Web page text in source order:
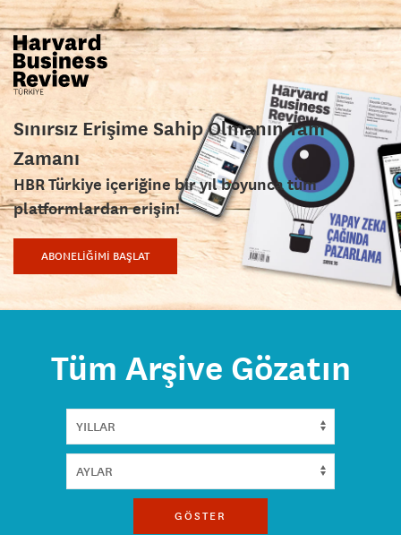
Sınırsız Erişime Sahip Olmanın Tam
Zamanı
HBR Türkiye içeriğine bir yıl boyunca tüm
platformlardan erişin!
ABONELİĞİMİ BAŞLAT
Tüm Arşive Gözatın
GÖSTER